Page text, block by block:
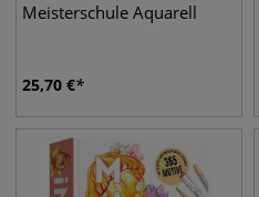
Meisterschule Aquarell
25,70 €